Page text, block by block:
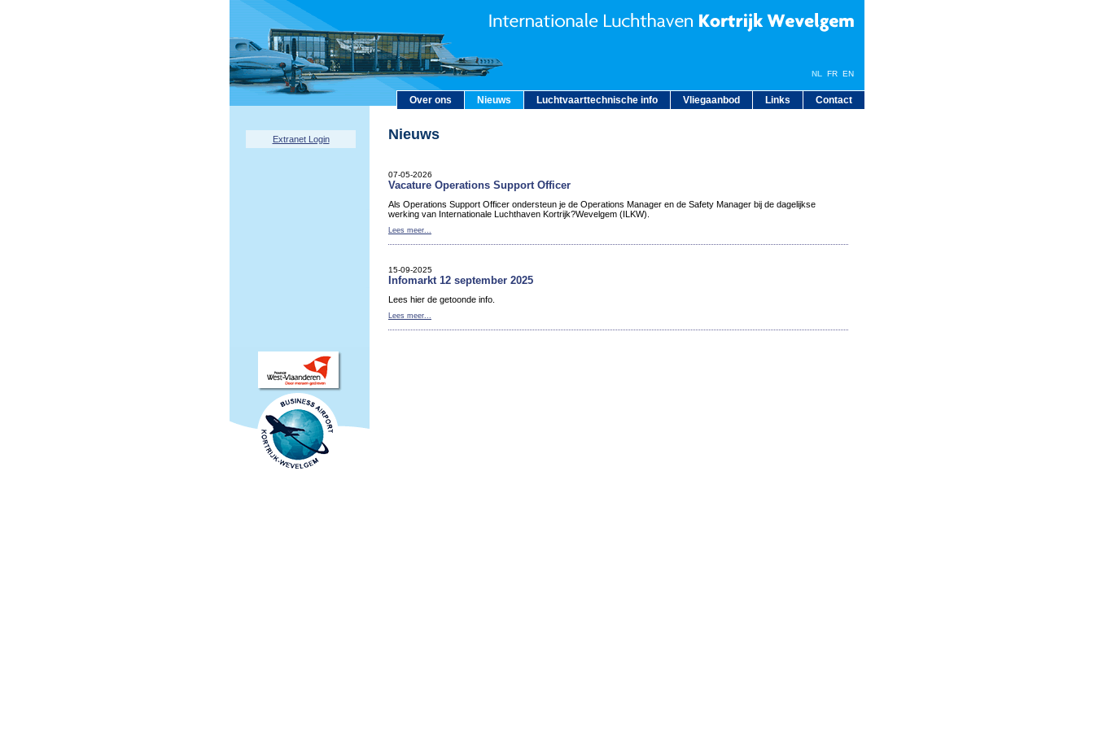
Over ons Nieuws Luchtvaarttechnische info Vliegaanbod Links Contact
NL FR EN
Extranet Login Nieuws
07-05-2026
Vacature Operations Support Officer
Als Operations Support Officer ondersteun je de Operations Manager en de Safety Manager bij de dagelijkse
werking van Internationale Luchthaven Kortrijk?Wevelgem (ILKW).
Lees meer...
15-09-2025
Infomarkt 12 september 2025
Lees hier de getoonde info.
Lees meer...